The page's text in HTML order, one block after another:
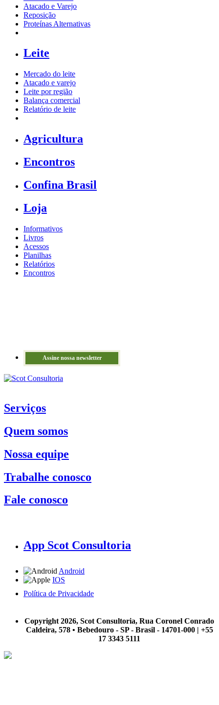
Atacado e Varejo
Reposição
Proteínas Alternativas
Leite
Mercado do leite
Atacado e varejo
Leite por região
Balança comercial
Relatório de leite
Agricultura
Encontros
Confina Brasil
Loja
Informativos
Livros
Acessos
Planilhas
Relatórios
Encontros
Assine nossa newsletter
Serviços
Quem somos
Nossa equipe
Trabalhe conosco
Fale conosco
App Scot Consultoria
Android
IOS
Política de Privacidade
Copyright 2026, Scot Consultoria, Rua Coronel Conrado
Caldeira, 578 • Bebedouro - SP - Brasil - 14701-000 | +55
17 3343 5111